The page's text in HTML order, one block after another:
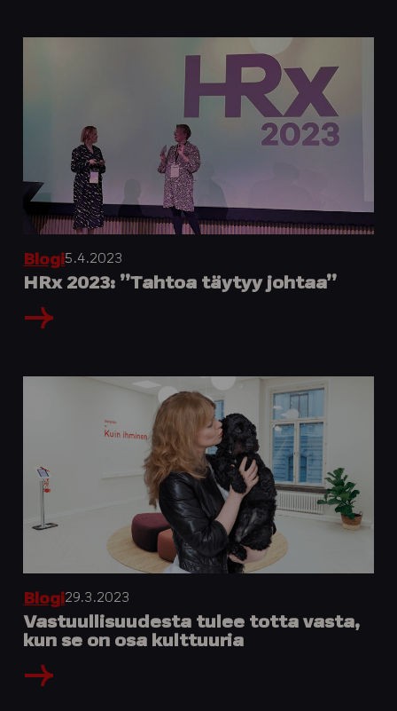
Blogi5.4.2023
HRx 2023: ”Tahtoa täytyy johtaa”
Blogi29.3.2023
Vastuullisuudesta tulee totta vasta,
kun se on osa kulttuuria